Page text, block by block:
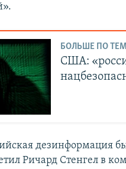
БОЛЬШЕ ПО
США:
дезинформация
Ричард Стенгел в